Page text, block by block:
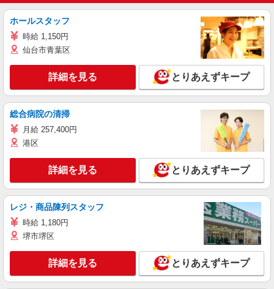
ホールスタッフ
時給 1,150円
仙台市青葉区
詳細を見る とりあえずキープ
総合病院の清掃
月給 257,400円
港区
詳細を見る とりあえずキープ
レジ・商品陳列スタッフ
時給 1,180円
堺市堺区
詳細を見る とりあえずキープ